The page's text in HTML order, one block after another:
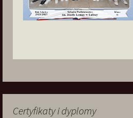
Certyfikaty i dyplomy